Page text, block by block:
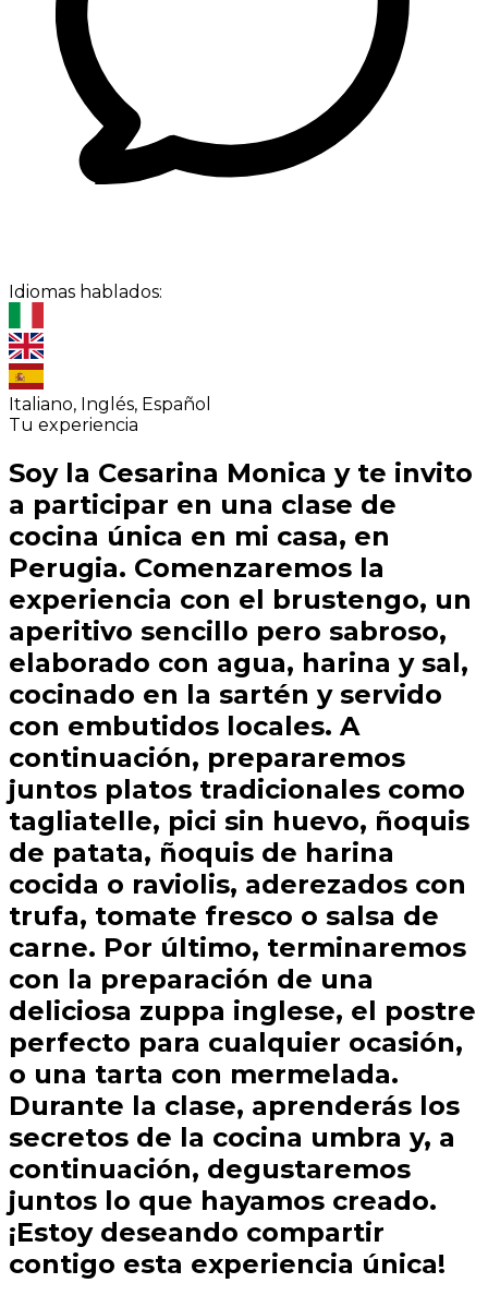
Idiomas hablados:
Italiano, Inglés, Español
Tu experiencia
Soy la Cesarina Monica y te invito
a participar en una clase de
cocina única en mi casa, en
Perugia. Comenzaremos la
experiencia con el brustengo, un
aperitivo sencillo pero sabroso,
elaborado con agua, harina y sal,
cocinado en la sartén y servido
con embutidos locales. A
continuación, prepararemos
juntos platos tradicionales como
tagliatelle, pici sin huevo, ñoquis
de patata, ñoquis de harina
cocida o raviolis, aderezados con
trufa, tomate fresco o salsa de
carne. Por último, terminaremos
con la preparación de una
deliciosa zuppa inglese, el postre
perfecto para cualquier ocasión,
o una tarta con mermelada.
Durante la clase, aprenderás los
secretos de la cocina umbra y, a
continuación, degustaremos
juntos lo que hayamos creado.
¡Estoy deseando compartir
contigo esta experiencia única!